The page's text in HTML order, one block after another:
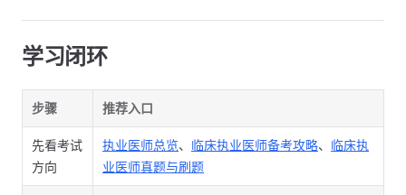
学习闭环
步骤 推荐入口
先看考试
方向
执业医师总览、 临床执业医师备考攻略、 临床执
业医师真题与刷题